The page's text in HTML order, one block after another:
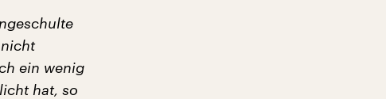
ein wenig
hat, so